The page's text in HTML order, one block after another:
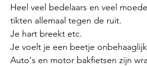
Heel veel bedelaars en veel
tikten allemaal tegen de ruit.
Je hart breekt etc.
Je voelt je een beetje
Auto's en motor bakfietsen zijn